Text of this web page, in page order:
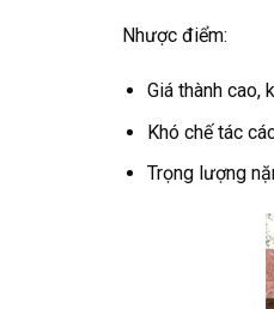
Nhược điểm:
Giá thành cao,
Khó chế tác
Trọng lượng